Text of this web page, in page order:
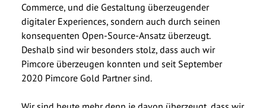
Commerce, und die Gestaltung überzeugender
digitaler Experiences, sondern auch durch seinen
konsequenten Open-Source-Ansatz überzeugt.
Deshalb sind wir besonders stolz, dass auch wir
Pimcore überzeugen konnten und seit September
2020 Pimcore Gold Partner sind.